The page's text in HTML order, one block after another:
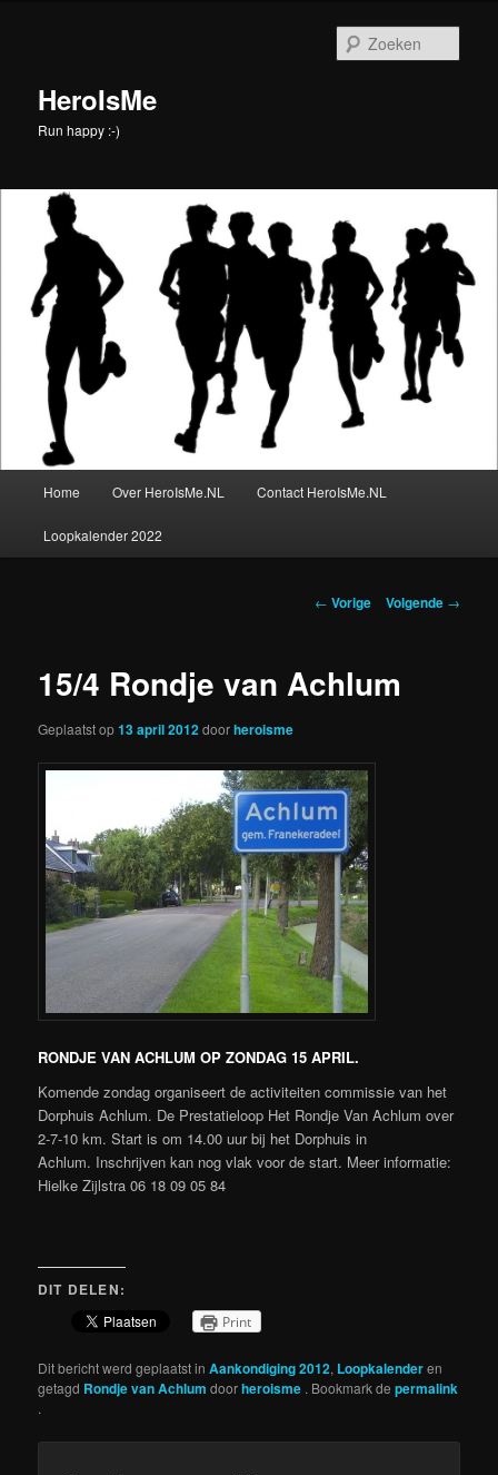
inhoudHeroIsMe
Run happy :-)
Home Over HeroIsMe.NL Contact HeroIsMe.NL
Loopkalender 2022
Berichtnavigatie
← Vorige Volgende →
15/4 Rondje van Achlum
Geplaatst op13 april 2012doorheroisme
RONDJE VAN ACHLUM OP ZONDAG 15 APRIL.
Komende zondag organiseert de activiteiten commissie van het
Dorphuis Achlum. De Prestatieloop Het Rondje Van Achlum over
2-7-10 km. Start is om 14.00 uur bij het Dorphuis in
Achlum. Inschrijven kan nog vlak voor de start. Meer informatie:
Hielke Zijlstra 06 18 09 05 84
DIT DELEN:
Print
Dit bericht werd geplaatst inAankondiging 2012, Loopkalenderen
getagd Rondje van Achlum doorheroisme . Bookmark depermalink
.